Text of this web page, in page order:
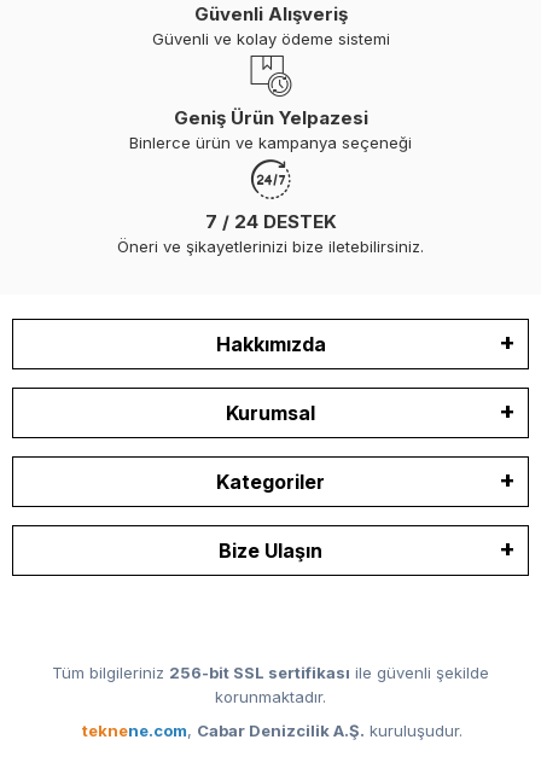
Güvenli Alışveriş
Güvenli ve kolay ödeme sistemi
Geniş Ürün Yelpazesi
Binlerce ürün ve kampanya seçeneği
7 / 24 DESTEK
Öneri ve şikayetlerinizi bize iletebilirsiniz.
Hakkımızda
Kurumsal
Kategoriler
Bize Ulaşın
Tüm bilgileriniz 256-bit SSL sertifikası ile güvenli şekilde
korunmaktadır.
teknene.com, Cabar Denizcilik A.Ş. kuruluşudur.